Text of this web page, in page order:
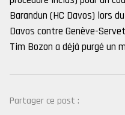
Barandun (HC Davos) lors
Davos contre Genève-
Tim Bozon a déjà purgé un
Partager ce post :